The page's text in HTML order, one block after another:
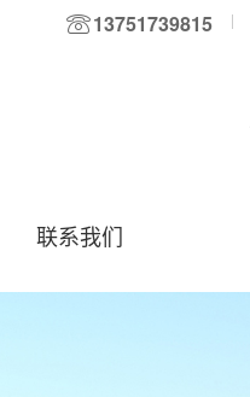
13751739815
联系我们